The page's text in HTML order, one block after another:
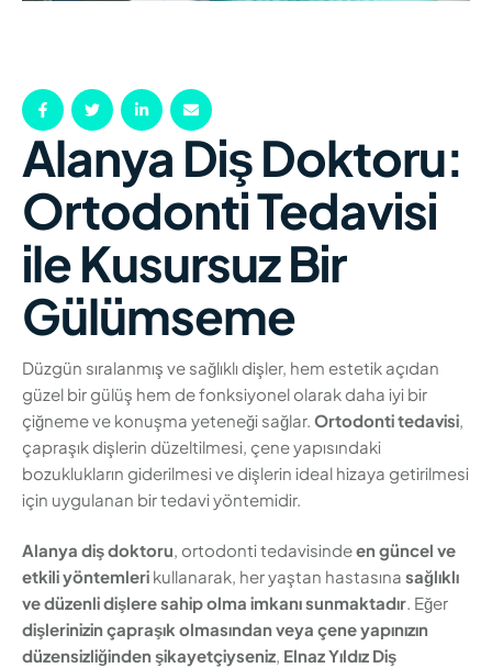
Alanya Diş Doktoru:
Ortodonti Tedavisi
ile Kusursuz Bir
Gülümseme
Düzgün sıralanmış ve sağlıklı dişler, hem estetik açıdan
güzel bir gülüş hem de fonksiyonel olarak daha iyi bir
çiğneme ve konuşma yeteneği sağlar. Ortodonti tedavisi
çapraşık dişlerin düzeltilmesi, çene yapısındaki
bozuklukların giderilmesi ve dişlerin ideal hizaya getirilmesi
için uygulanan bir tedavi yöntemidir.
Alanya diş doktoru, ortodonti tedavisindeen güncel ve
etkili yöntemleri kullanarak, her yaştan hastasına sağlıklı
ve düzenli dişlere sahip olma imkanı sunmaktadır. Eğer
dişlerinizin çapraşık olmasından veya çene yapınızın
düzensizliğinden şikayetçiyseniz, Elnaz Yıldız Diş